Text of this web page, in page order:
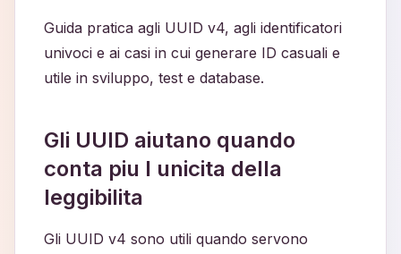
Guida pratica agli UUID v4, agli identificatori
univoci e ai casi in cui generare ID casuali e
utile in sviluppo, test e database.
Gli UUID aiutano quando
conta piu l unicita della
leggibilita
Gli UUID v4 sono utili quando servono